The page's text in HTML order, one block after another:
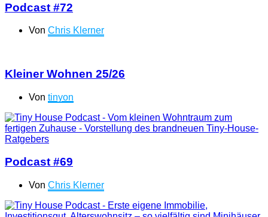
Podcast #72
Von Chris Klerner
Kleiner Wohnen 25/26
Von tinyon
Podcast #69
Von Chris Klerner